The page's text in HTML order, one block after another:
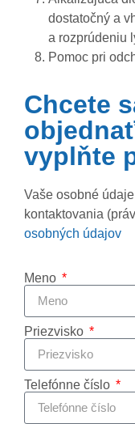
dostatočný a
a rozprúdeniu
Pomoc pri
Chcete
vyplňte
Vaše osobné
kontaktovania
osobných údajov
Meno
Priezvisko
Telefónne číslo